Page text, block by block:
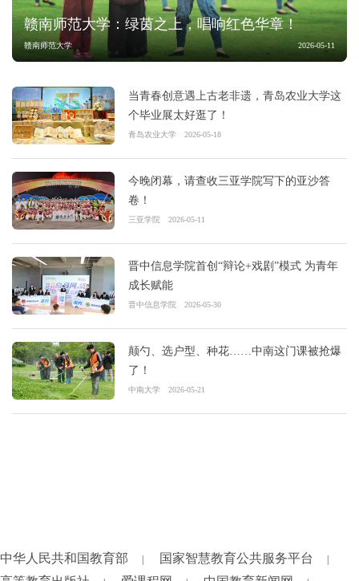
赣南师范大学：绿茵之上，唱响红色华章！
赣南师范大学 2026-05-11
当青春创意遇上古老非遗，青岛农业大学这
个毕业展太好逛了！
青岛农业大学 2026-05-18
今晚闭幕，请查收三亚学院写下的亚沙答
卷！
三亚学院 2026-05-11
晋中信息学院首创“辩论+戏剧”模式 为青年
成长赋能
晋中信息学院 2026-05-30
颠勺、选户型、种花……中南这门课被抢爆
了！
中南大学 2026-05-21
中华人民共和国教育部 国家智慧教育公共服务平台